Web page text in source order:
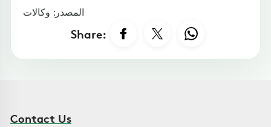
المصدر: وكالات
Share:
Contact Us